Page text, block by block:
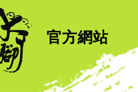
官方網站